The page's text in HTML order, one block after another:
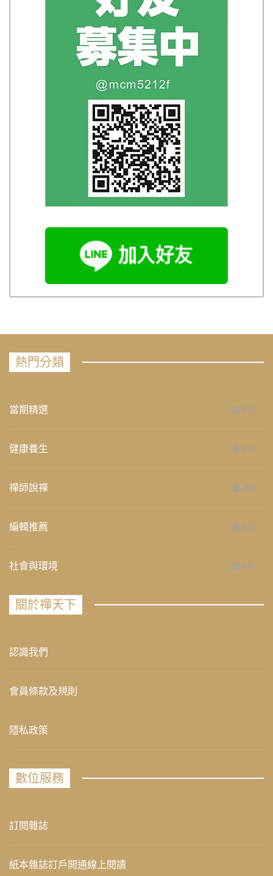
熱門分類
當期精選 658
健康養生 276
禪師說禪 267
編輯推薦 236
社會與環境 235
關於禪天下
認識我們
會員條款及規則
隱私政策
數位服務
訂閱雜誌
紙本雜誌訂戶開通線上閱讀